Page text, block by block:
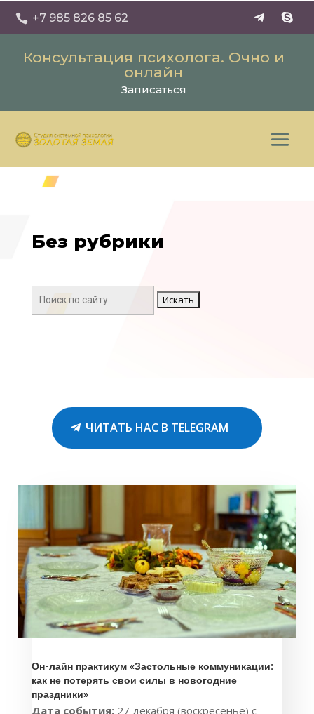
 +7 985 826 85 62
Консультация психолога. Очно и
онлайн
Записаться
Без рубрики
Поиск:
ЧИТАТЬ НАС В TELEGRAM
Он-лайн практикум «Застольные коммуникации:
как не потерять свои силы в новогодние
праздники»
Дата события: 27 декабря (воскресенье) с